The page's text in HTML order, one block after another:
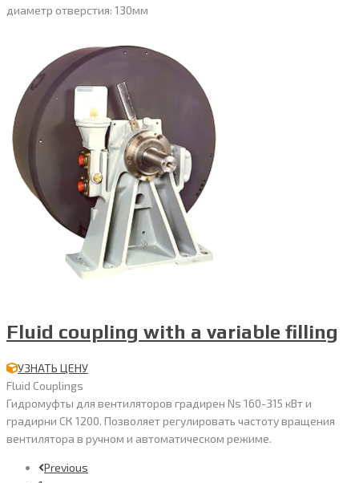
диаметр отверстия: 130мм
Fluid coupling with a variable filling
УЗНАТЬ ЦЕНУ
Fluid Couplings
Гидромуфты для вентиляторов градирен Ns 160-315 кВт и
градирни СК 1200. Позволяет регулировать частоту вращения
вентилятора в ручном и автоматическом режиме.
Previous